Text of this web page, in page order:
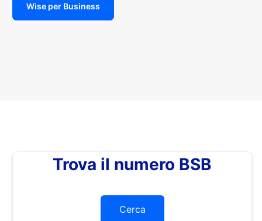
Wise per Business
Trova il numero BSB
Cerca